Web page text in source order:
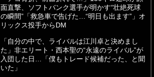
面直撃、ソフトバンク選手が明かす“壮絶死球
の瞬間”「救急車で告げた…“明日も出ます”」オ
リックス投手からDM
「自分の中で、ライバルは江川卓と決めまし
た」非エリート・西本聖の“永遠のライバル”が
入団した日…「僕もトレード候補だった、と聞
いた」